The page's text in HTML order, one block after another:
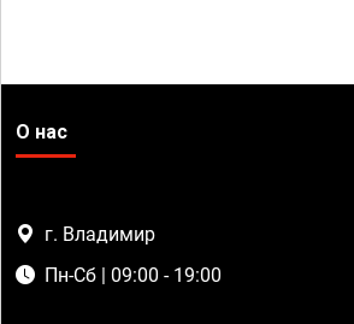
О нас
г. Владимир
Пн-Сб | 09:00 - 19:00